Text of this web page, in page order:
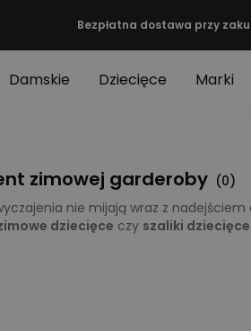
Bezpłatna dostawa przy
Damskie Dziecięce Marki
zimowej garderoby (0)
nie mijają wraz z
dziecięce czy szaliki dziecięce